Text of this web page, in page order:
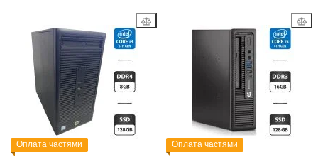
Оплата частями Оплата частями